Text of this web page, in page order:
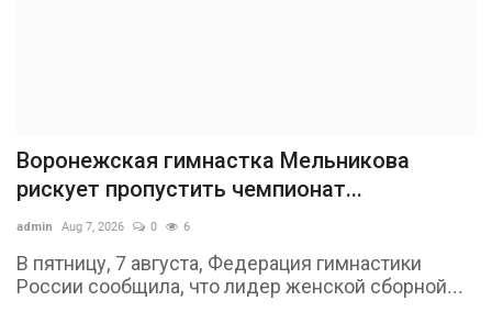
Воронежская гимнастка Мельникова
рискует пропустить чемпионат...
admin Aug 7, 2026 0 6
В пятницу, 7 августа, Федерация гимнастики
России сообщила, что лидер женской сборной...